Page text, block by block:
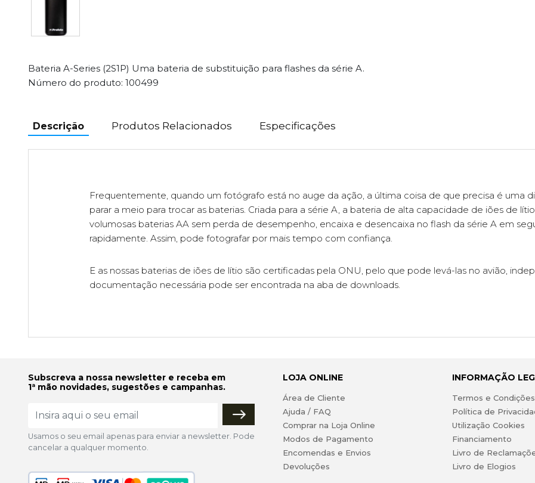
Bateria A-Series (2S1P) Uma bateria de substituição para flashes da série A.
Número do produto: 100499
Descrição Produtos Relacionados Especificações
Frequentemente, quando um fotógrafo está no auge da ação, a última coisa de que precisa é uma
parar a meio para trocar as baterias. Criada para a série A, a bateria de alta capacidade de iões de
volumosas baterias AA sem perda de desempenho, encaixa e desencaixa no flash da série A em
rapidamente. Assim, pode fotografar por mais tempo com confiança.
E as nossas baterias de iões de lítio são certificadas pela ONU, pelo que pode levá-las no avião,
documentação necessária pode ser encontrada na aba de downloads.
Subscreva a nossa newsletter e receba em
1ª mão novidades, sugestões e campanhas.
Usamos o seu email apenas para enviar a newsletter. Pode
cancelar a qualquer momento.
LOJA ONLINE
Área de Cliente
Ajuda / FAQ
Comprar na Loja Online
Modos de Pagamento
Encomendas e Envios
Devoluções
INFORMAÇÃO
Termos e Condições
Política de
Utilização Cookies
Financiamento
Livro de
Livro de Elogios